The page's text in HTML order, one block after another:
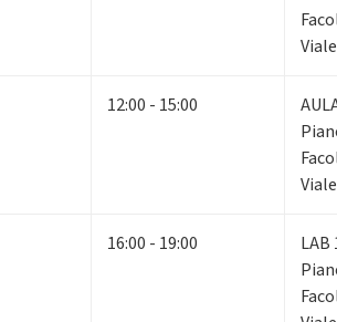
12:00 - 15:00
16:00 - 19:00
LAB